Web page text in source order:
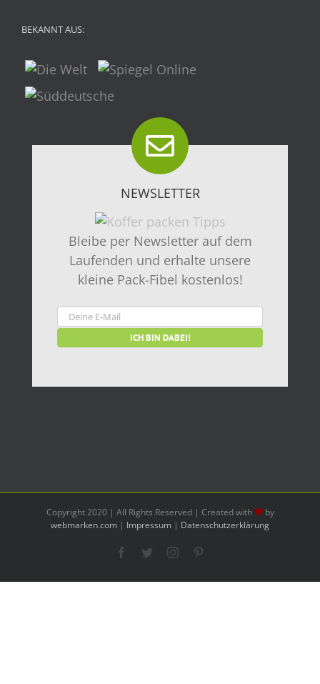
BEKANNT AUS:
NEWSLETTER
Bleibe per Newsletter auf dem
Laufenden und erhalte unsere
kleine Pack-Fibel kostenlos!
Copyright 2020 | All Rights Reserved | Created with
by
webmarken.com | Impressum | Datenschutzerklärung
Facebook
TwitterInstagram